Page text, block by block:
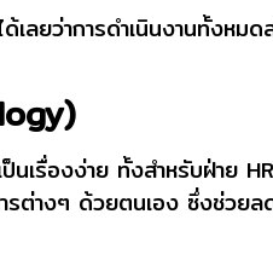
ลยว่าการดำเนินงานทั้งห
รื่องง่าย ทั้งสำหรับฝ่าย
างๆ ด้วยตนเอง ซึ่งช่วยล